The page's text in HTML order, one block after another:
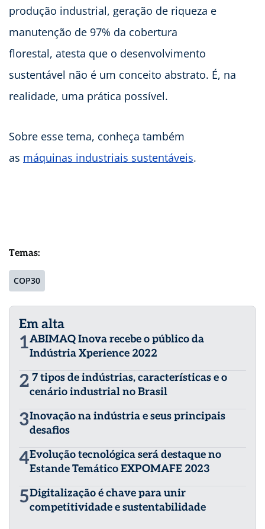
produção industrial, geração de riqueza e
manutenção de 97% da cobertura
florestal, atesta que o desenvolvimento
sustentável não é um conceito abstrato. É, na
realidade, uma prática possível.
Sobre esse tema, conheça também
as máquinas industriais sustentáveis.
Temas:
COP30
Em alta
1ABIMAQ Inova recebe o público da
Indústria Xperience 2022
2 7 tipos de indústrias, características e o
cenário industrial no Brasil
3Inovação na indústria e seus principais
desafios
4Evolução tecnológica será destaque no
Estande Temático EXPOMAFE 2023
5Digitalização é chave para unir
competitividade e sustentabilidade